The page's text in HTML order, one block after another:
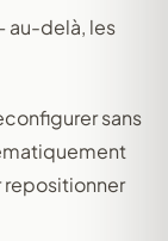
au-delà, les
sans
repositionner